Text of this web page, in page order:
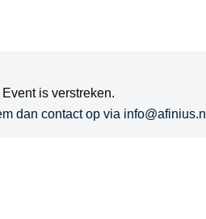
is verstreken.
dan contact op via info@afinius.nl